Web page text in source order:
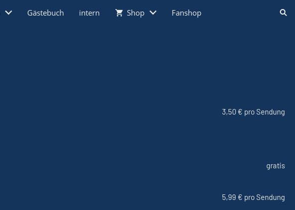
Gästebuch intern Shop Fanshop
3,50 € pro Sendung
gratis
5,99 € pro Sendung